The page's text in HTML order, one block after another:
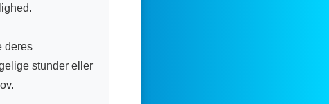
deres
stunder eller